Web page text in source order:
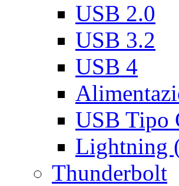
USB 2.0
USB 3.2
USB 4
USB Tipo
Lightning
Thunderbolt